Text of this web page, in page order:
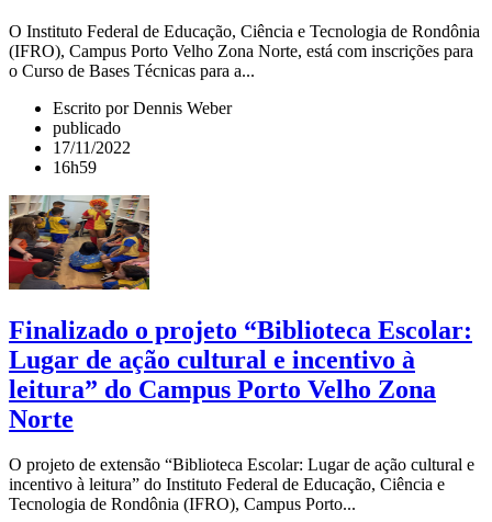
O Instituto Federal de Educação, Ciência e Tecnologia de Rondônia
(IFRO), Campus Porto Velho Zona Norte, está com inscrições para
o Curso de Bases Técnicas para a...
Escrito por Dennis Weber
publicado
17/11/2022
16h59
Finalizado o projeto “Biblioteca Escolar:
Lugar de ação cultural e incentivo à
leitura” do Campus Porto Velho Zona
Norte
O projeto de extensão “Biblioteca Escolar: Lugar de ação cultural e
incentivo à leitura” do Instituto Federal de Educação, Ciência e
Tecnologia de Rondônia (IFRO), Campus Porto...